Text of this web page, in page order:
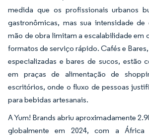
medida que os profissionais urbanos
gastronômicas, mas sua intensidade
mão de obra limitam a escalabilidade em
formatos de serviço rápido. Cafés e
especializadas e bares de sucos, estão
em praças de alimentação de
escritórios, onde o fluxo de pessoas
para bebidas artesanais.
A Yum! Brands abriu aproximadamente
globalmente em 2024, com a África